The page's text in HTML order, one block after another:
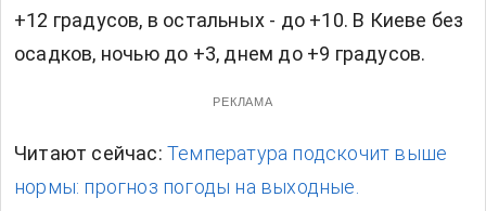
+12 градусов, в остальных - до +10. В Киеве без
осадков, ночью до +3, днем до +9 градусов.
РЕКЛАМА
Читают сейчас: Температура подскочит выше
нормы: прогноз погоды на выходные.